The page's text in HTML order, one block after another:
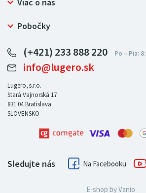
Ochrana osobných údajov
Viac o nás
Bezpečný nákup
Certifikát NATUR-PACK
Pre predajcov
Pobočky
LUGERO Nemecko
LUGERO Česká republika
LUGERO Maďarsko
LUGERO Rakousko
(+421) 233 888 220
info@lugero.sk
Lugero, s.r.o.
Stará Vajnorská 17
831 04Bratislava
SLOVENSKO
Sledujte nás Facebook
E-shop byVanio